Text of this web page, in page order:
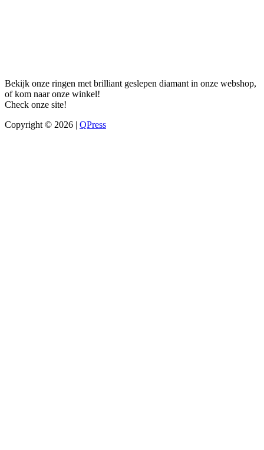
Bekijk onze ringen met brilliant geslepen diamant in onze webshop,
of kom naar onze winkel!
Check onze site!
Copyright © 2026 | QPress